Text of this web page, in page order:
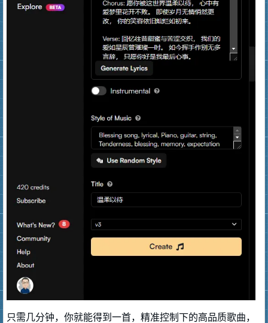
只需几分钟，你就能得到一首，精准控制下的高品质歌曲，